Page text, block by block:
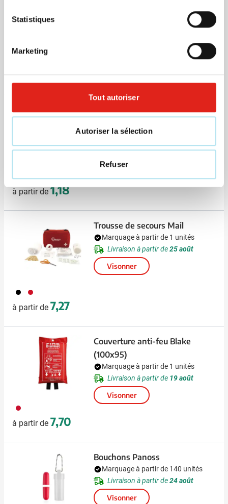
Statistiques
Marketing
Tout autoriser
Autoriser la sélection
Refuser
à partir de 4,14
Marquage à partir de 15 unités
à partir de 1,18
Trousse de secours Premium-
Marquage à partir de 50 unités
Livraison à partir de14 août
Visonner
001 008
à partir de 7,27
Trousse de secours Mail
Marquage à partir de 1 unités
Livraison à partir de25 août
Visonner
008
à partir de 7,70
Couverture anti-feu Blake
(100x95)
Marquage à partir de 1 unités
Livraison à partir de 19 août
Visonner
Bouchons Panoss
Marquage à partir de 140 unités
Livraison à partir de24 août
Visonner